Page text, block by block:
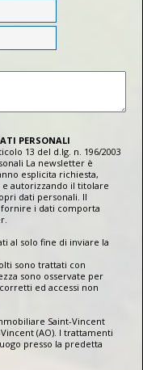
PERSONALI
13 del d.lg. n. 196/2003
La newsletter è
esplicita richiesta,
autorizzando il titolare
dati personali. Il
i dati comporta
al solo fine di inviare la
sono trattati con
sono osservate per
ed accessi non
Saint-Vincent
(AO). I trattamenti
presso la predetta